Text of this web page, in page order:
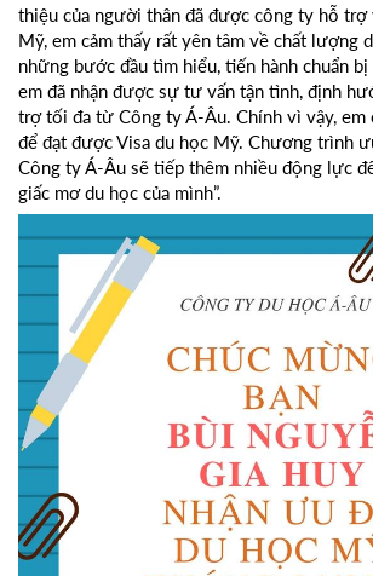
thiệu của người thân đã được công ty hỗ trợ
Mỹ, em cảm thấy rất yên tâm về chất lượng
những bước đầu tìm hiểu, tiến hành chuẩn
em đã nhận được sự tư vấn tận tình, định
trợ tối đa từ Công ty Á-Âu. Chính vì vậy, em
để đạt được Visa du học Mỹ. Chương trình
Công ty Á-Âu sẽ tiếp thêm nhiều động lực
giấc mơ du học của mình”.